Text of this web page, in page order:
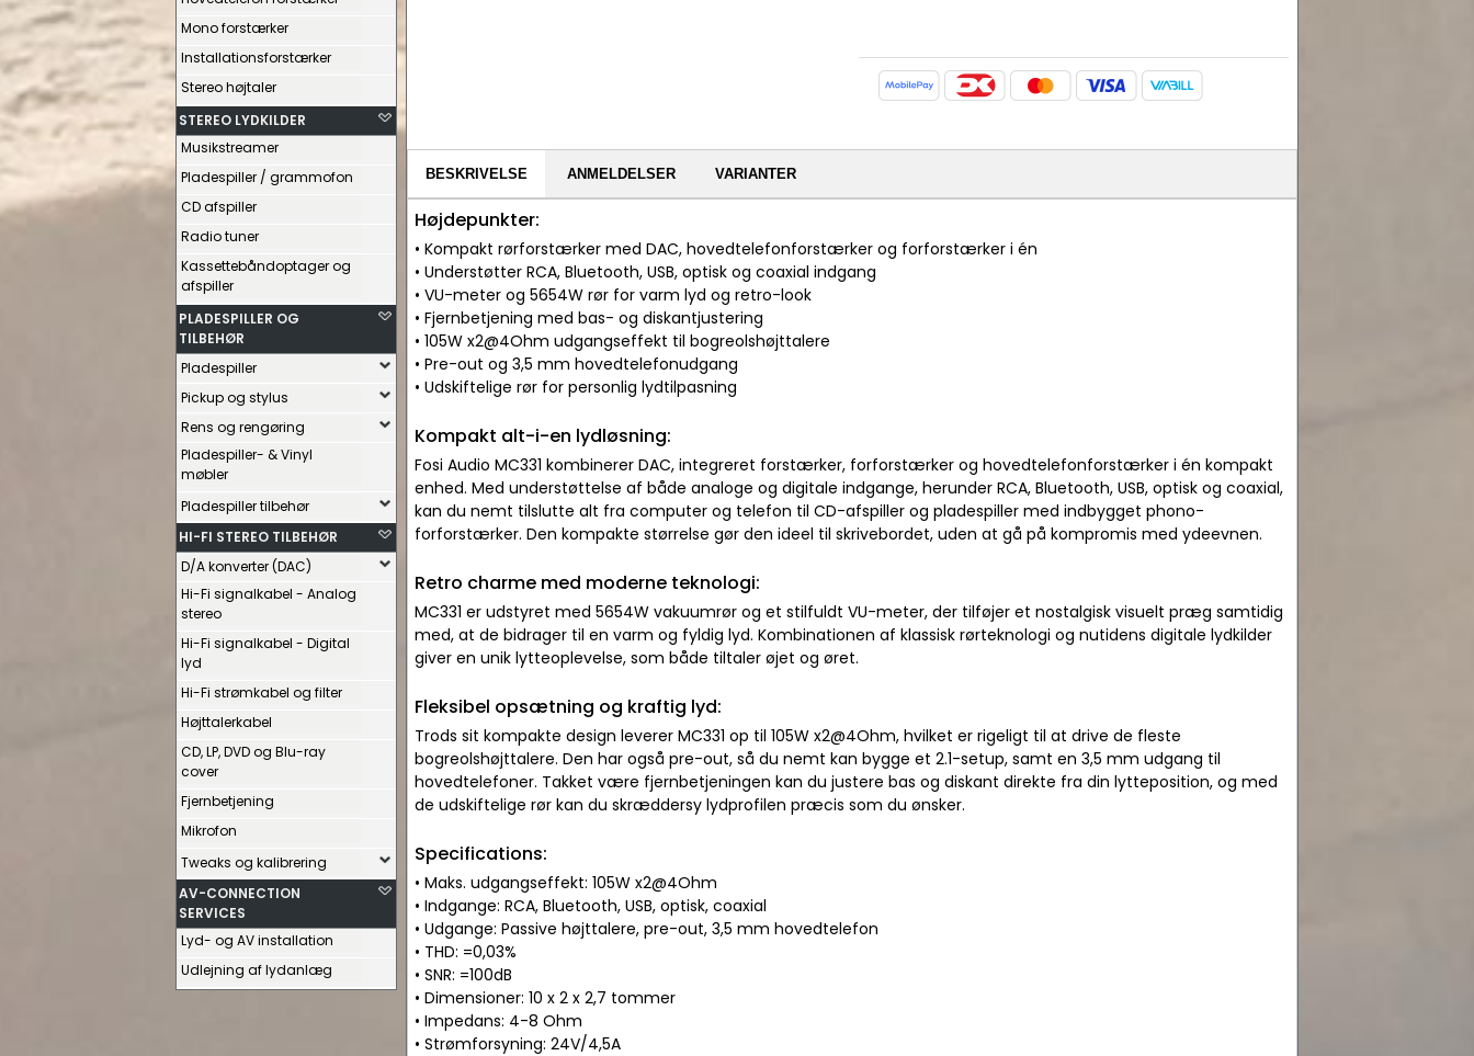
Mono forstærker
Installationsforstærker
Stereo højtaler
STEREO LYDKILDER
Musikstreamer
Pladespiller / grammofon
CD afspiller
Radio tuner
Kassettebåndoptager og
afspiller
PLADESPILLER OG
TILBEHØR
Pladespiller
Pickup og stylus
Rens og rengøring
Pladespiller- & Vinyl
møbler
Pladespiller tilbehør
HI-FI STEREO TILBEHØR
D/A konverter (DAC)
Hi-Fi signalkabel - Analog
stereo
Hi-Fi signalkabel - Digital
lyd
Hi-Fi strømkabel og filter
Højttalerkabel
CD, LP, DVD og Blu-ray
cover
Fjernbetjening
Mikrofon
Tweaks og kalibrering
AV-CONNECTION
SERVICES
Lyd- og AV installation
Udlejning af lydanlæg
BESKRIVELSE ANMELDELSER VARIANTER
Højdepunkter:
• Kompakt rørforstærker med DAC, hovedtelefonforstærker og forforstærker i én
• Understøtter RCA, Bluetooth, USB, optisk og coaxial indgang
• VU-meter og 5654W rør for varm lyd og retro-look
• Fjernbetjening med bas- og diskantjustering
• 105W x2@4Ohm udgangseffekt til bogreolshøjttalere
• Pre-out og 3,5 mm hovedtelefonudgang
• Udskiftelige rør for personlig lydtilpasning
Kompakt alt-i-en lydløsning:
Fosi Audio MC331 kombinerer DAC, integreret forstærker, forforstærker og hovedtelefonforstærker i én kompakt
enhed. Med understøttelse af både analoge og digitale indgange, herunder RCA, Bluetooth, USB, optisk og coaxial,
kan du nemt tilslutte alt fra computer og telefon til CD-afspiller og pladespiller med indbygget phono-
forforstærker. Den kompakte størrelse gør den ideel til skrivebordet, uden at gå på kompromis med ydeevnen.
Retro charme med moderne teknologi:
MC331 er udstyret med 5654W vakuumrør og et stilfuldt VU-meter, der tilføjer et nostalgisk visuelt præg samtidig
med, at de bidrager til en varm og fyldig lyd. Kombinationen af klassisk rørteknologi og nutidens digitale lydkilder
giver en unik lytteoplevelse, som både tiltaler øjet og øret.
Fleksibel opsætning og kraftig lyd:
Trods sit kompakte design leverer MC331 op til 105W x2@4Ohm, hvilket er rigeligt til at drive de fleste
bogreolshøjttalere. Den har også pre-out, så du nemt kan bygge et 2.1-setup, samt en 3,5 mm udgang til
hovedtelefoner. Takket være fjernbetjeningen kan du justere bas og diskant direkte fra din lytteposition, og med
de udskiftelige rør kan du skræddersy lydprofilen præcis som du ønsker.
Specifications:
• Maks. udgangseffekt: 105W x2@4Ohm
• Indgange: RCA, Bluetooth, USB, optisk, coaxial
• Udgange: Passive højttalere, pre-out, 3,5 mm hovedtelefon
• THD: =0,03%
• SNR: =100dB
• Dimensioner: 10 x 2 x 2,7 tommer
• Impedans: 4-8 Ohm
• Strømforsyning: 24V/4,5A